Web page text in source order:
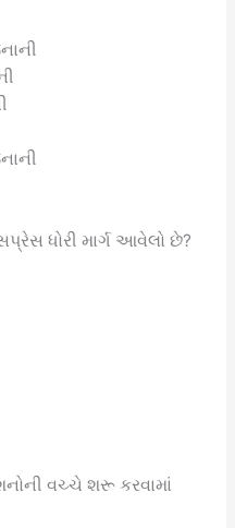
ધોરી માર્ગ આવેલો છે?
વચ્ચે શરૂ કરવામાં